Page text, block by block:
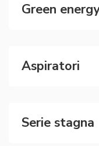
Green
Aspiratori
Serie stagna